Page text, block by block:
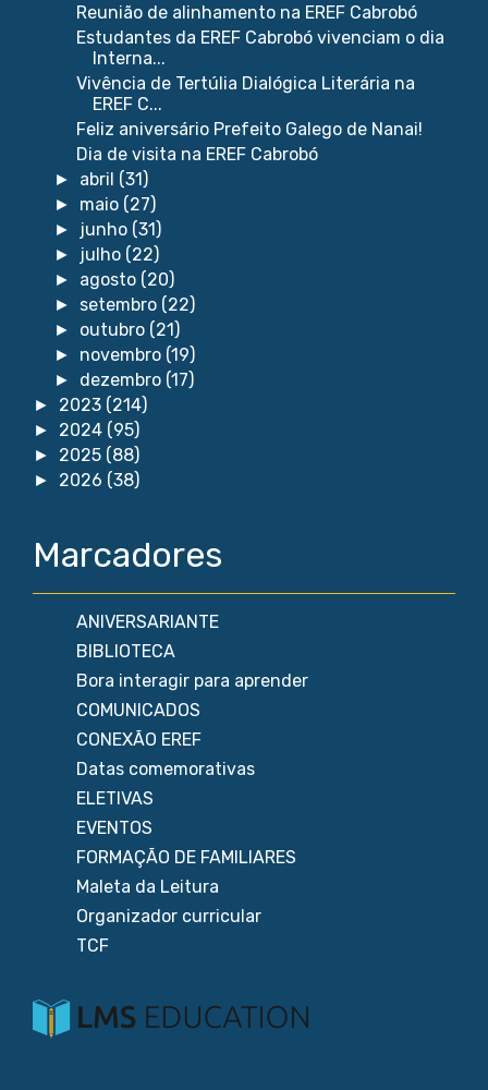
Reunião de alinhamento na EREF Cabrobó
Estudantes da EREF Cabrobó vivenciam o dia
Interna...
Vivência de Tertúlia Dialógica Literária na
EREF C...
Feliz aniversário Prefeito Galego de Nanai!
Dia de visita na EREF Cabrobó
► abril (31)
► maio (27)
► junho (31)
► julho (22)
► agosto (20)
► setembro (22)
► outubro (21)
► novembro (19)
► dezembro (17)
► 2023 (214)
► 2024 (95)
► 2025 (88)
► 2026 (38)
Marcadores
ANIVERSARIANTE
BIBLIOTECA
Bora interagir para aprender
COMUNICADOS
CONEXÃO EREF
Datas comemorativas
ELETIVAS
EVENTOS
FORMAÇÃO DE FAMILIARES
Maleta da Leitura
Organizador curricular
TCF